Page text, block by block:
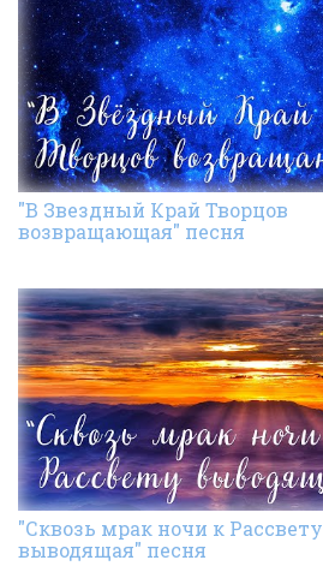
"В Звездный Край Творцов
возвращающая" песня
"Сквозь мрак ночи к Рассвету
выводящая" песня